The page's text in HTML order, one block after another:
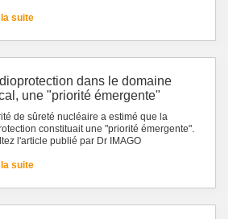
suite
dans le domaine
une "priorité émergente"
de sûreté nucléaire a estimé que la
constituait une "priorité émergente".
l'article publié par Dr IMAGO
suite